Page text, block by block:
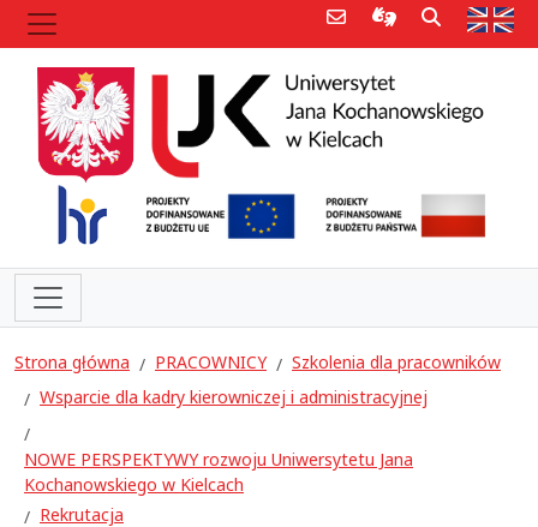
Poczta e-mailInformacje dla
Szukaj
Strona główna PRACOWNICY
Szkolenia dla pracowników
Wsparcie dla kadry kierowniczej i administracyjnej
NOWE PERSPEKTYWY rozwoju Uniwersytetu Jana
Kochanowskiego w Kielcach
Rekrutacja